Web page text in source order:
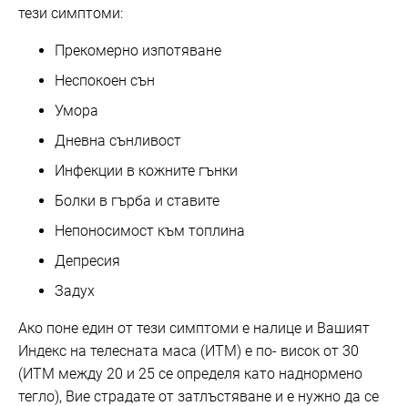
тези симптоми:
Прекомерно изпотяване
Неспокоен сън
Умора
Дневна сънливост
Инфекции в кожните гънки
Болки в гърба и ставите
Непоносимост към топлина
Депресия
Задух
Ако поне един от тези симптоми е налице и Вашият
Индекс на телесната маса (ИТМ) е по- висок от 30
(ИТМ между 20 и 25 се определя като наднормено
тегло), Вие страдате от затлъстяване и е нужно да се